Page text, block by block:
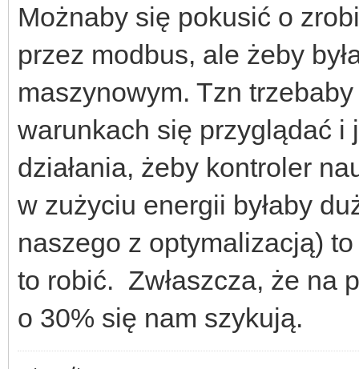
Możnaby się pokusić o
przez modbus, ale żeby
maszynowym. Tzn
warunkach się przyglądać i
działania, żeby kontroler
w zużyciu energii byłaby
naszego z optymalizacją)
to robić. Zwłaszcza, że na
o 30% się nam szykują.